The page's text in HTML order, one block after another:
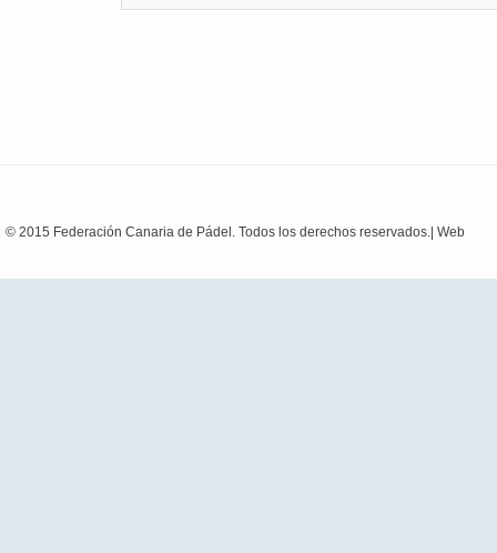
© 2015 Federación Canaria de Pádel. Todos los derechos reservados.| Web